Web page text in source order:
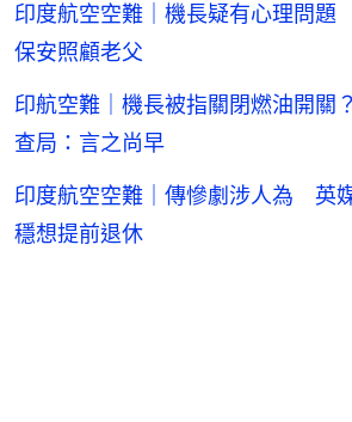
印度航空空難｜機長疑有心理問
保安照顧老父
印航空難｜機長被指關閉燃油開關
查局：言之尚早
印度航空空難｜傳慘劇涉人為 英
穩想提前退休